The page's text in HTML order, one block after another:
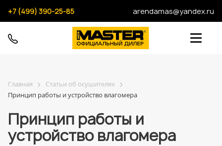
+7 (499) 390-25-85 arendamas@yandex.ru
Главная
Статьи об осушителях
Принцип работы и устройство влагомера
Принцип работы и
устройство влагомера